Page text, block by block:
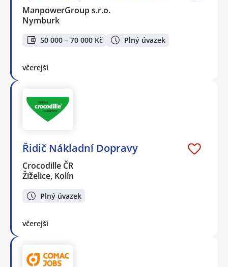
ManpowerGroup s.r.o.
Nymburk
50 000 – 70 000 Kč Plný úvazek
včerejší
Řidič Nákladní Dopravy
Crocodille ČR
Žiželice, Kolín
Plný úvazek
včerejší